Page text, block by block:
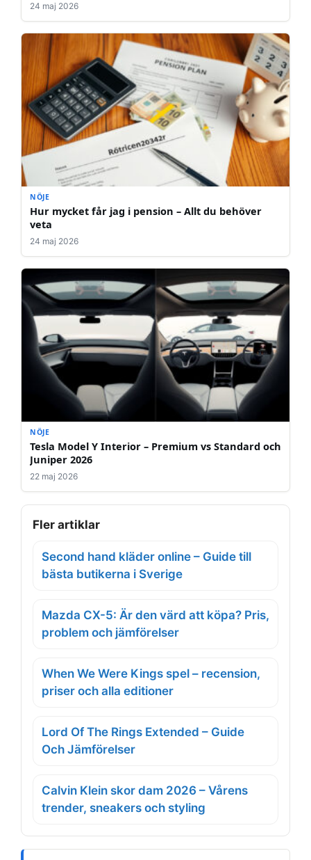
24 maj 2026
NÖJE
Hur mycket får jag i pension – Allt du behöver
veta
24 maj 2026
NÖJE
Tesla Model Y Interior – Premium vs Standard och
Juniper 2026
22 maj 2026
Fler artiklar
Second hand kläder online – Guide till
bästa butikerna i Sverige
Mazda CX-5: Är den värd att köpa? Pris,
problem och jämförelser
When We Were Kings spel – recension,
priser och alla editioner
Lord Of The Rings Extended – Guide
Och Jämförelser
Calvin Klein skor dam 2026 – Vårens
trender, sneakers och styling